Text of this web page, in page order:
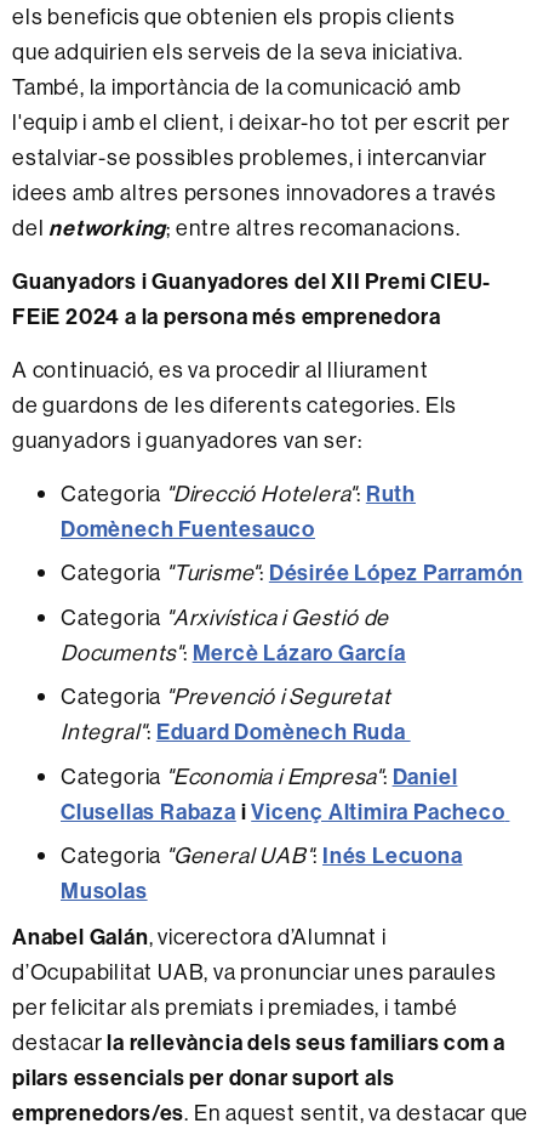
els beneficis que obtenien els propis clients
que adquirien els serveis de la seva iniciativa.
També, la importància de la comunicació amb
l'equip i amb el client, i deixar-ho tot per escrit per
estalviar-se possibles problemes, i intercanviar
idees amb altres persones innovadores a través
del networking; entre altres recomanacions.
Guanyadors i Guanyadores del XII Premi CIEU-
FEiE 2024 a la persona més emprenedora
A continuació, es va procedir al lliurament
de guardons de les diferents categories. Els
guanyadors i guanyadores van ser:
Categoria "Direcció Hotelera": Ruth
Domènech Fuentesauco
Categoria "Turisme": Désirée López Parramón
Categoria "Arxivística i Gestió de
Documents": Mercè Lázaro García
Categoria "Prevenció i Seguretat
Integral": Eduard Domènech Ruda
Categoria "Economia i Empresa": Daniel
Clusellas Rabaza iVicenç Altimira Pacheco
Categoria "General UAB": Inés Lecuona
Musolas
Anabel Galán, vicerectora d’Alumnat i
d’Ocupabilitat UAB, va pronunciar unes paraules
per felicitar als premiats i premiades, i també
destacarla rellevància dels seus familiars com a
pilars essencials per donar suport als
emprenedors/es. En aquest sentit, va destacar que